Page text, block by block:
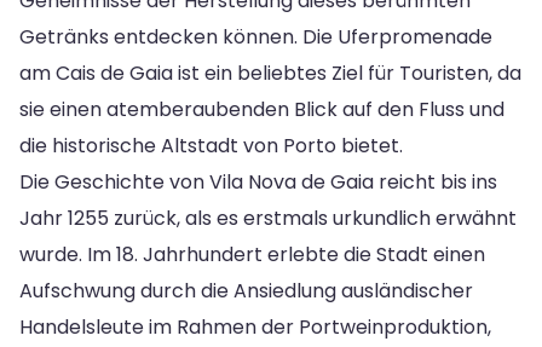
Getränks entdecken können. Die Uferpromenade
am Cais de Gaia ist ein beliebtes Ziel für Touristen, da
sie einen atemberaubenden Blick auf den Fluss und
die historische Altstadt von Porto bietet.
Die Geschichte von Vila Nova de Gaia reicht bis ins
Jahr 1255 zurück, als es erstmals urkundlich erwähnt
wurde. Im 18. Jahrhundert erlebte die Stadt einen
Aufschwung durch die Ansiedlung ausländischer
Handelsleute im Rahmen der Portweinproduktion,